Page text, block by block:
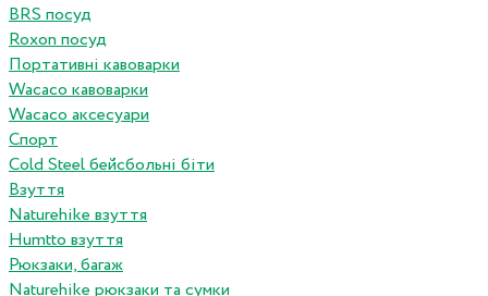
BRS посуд
Roxon посуд
Портативні кавоварки
Wacaco кавоварки
Wacaco аксесуари
Спорт
Cold Steel бейсбольні біти
Взуття
Naturehike взуття
Humtto взуття
Рюкзаки, багаж
Naturehike рюкзаки та сумки